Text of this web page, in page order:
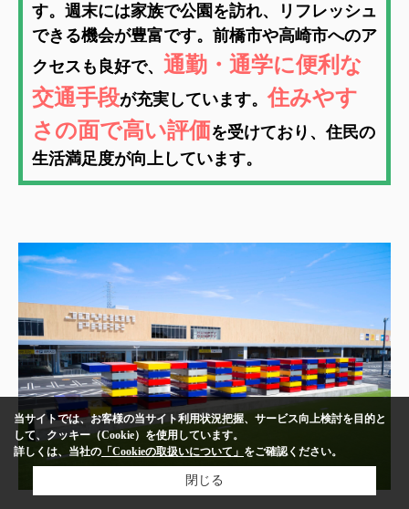
す。週末には家族で公園を訪れ、リフレッシュ
できる機会が豊富です。前橋市や高崎市へのア
クセスも良好で、 通勤・通学に便利な
交通手段が充実しています。住みやす
さの面で高い評価を受けており、住民の
生活満足度が向上しています。
当サイトでは、お客様の当サイト利用状況把握、サービス向上検討を目的と
して、クッキー（Cookie）を使用しています。
詳しくは、当社の 「Cookieの取扱いについて」 をご確認ください。
閉じる